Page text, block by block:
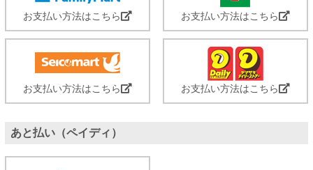
お支払い方法はこちら お支払い方法はこちら
お支払い方法はこちら お支払い方法はこちら
あと払い（ペイディ）